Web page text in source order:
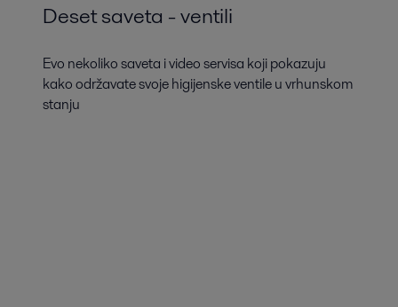
Deset saveta - ventili
Evo nekoliko saveta i video servisa koji pokazuju
kako održavate svoje higijenske ventile u vrhunskom
stanju